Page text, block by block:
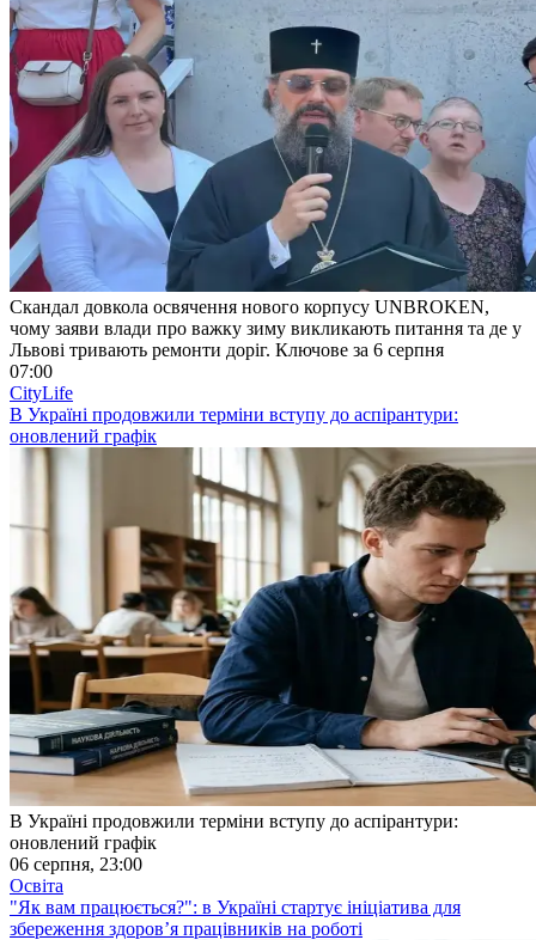
Скандал довкола освячення нового корпусу UNBROKEN,
чому заяви влади про важку зиму викликають питання та де у
Львові тривають ремонти доріг. Ключове за 6 серпня
07:00
CityLife
В Україні продовжили терміни вступу до аспірантури:
оновлений графік
В Україні продовжили терміни вступу до аспірантури:
оновлений графік
06 серпня, 23:00
Освіта
"Як вам працюється?": в Україні стартує ініціатива для
збереження здоров’я працівників на роботі